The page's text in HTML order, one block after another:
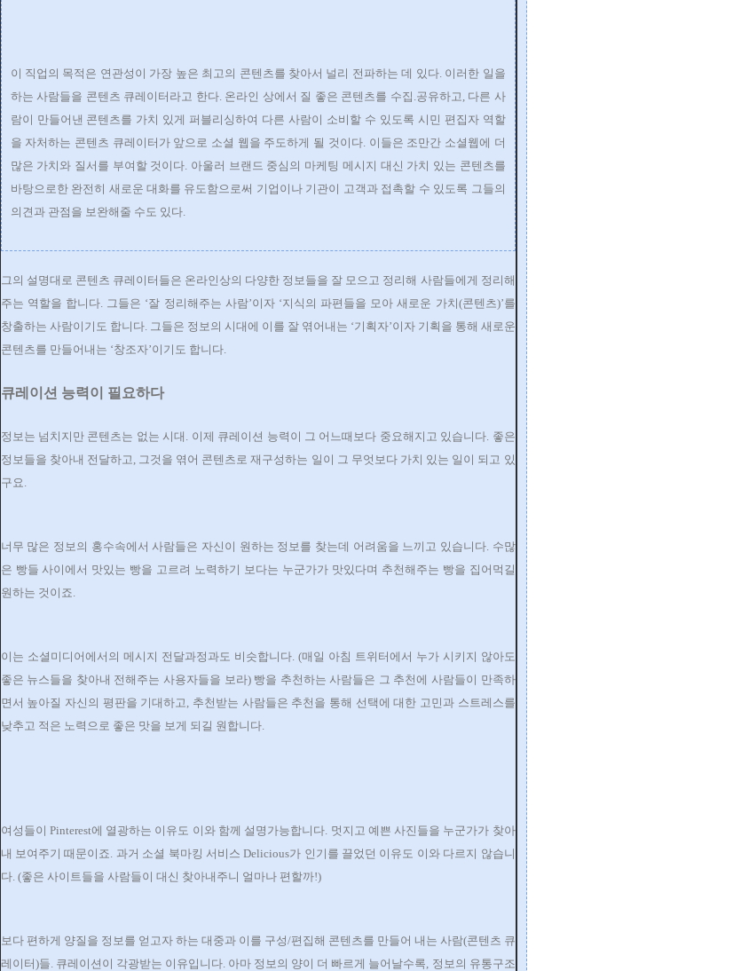
이 직업의 목적은 연관성이 가장 높은 최고의 콘텐츠를 찾아서 널리 전파하는 데 있다. 이러한 일을
하는 사람들을 콘텐츠 큐레이터라고 한다. 온라인 상에서 질 좋은 콘텐츠를 수집.공유하고, 다른 사
람이 만들어낸 콘텐츠를 가치 있게 퍼블리싱하여 다른 사람이 소비할 수 있도록 시민 편집자 역할
을 자처하는 콘텐츠 큐레이터가 앞으로 소셜 웹을 주도하게 될 것이다. 이들은 조만간 소셜웹에 더
많은 가치와 질서를 부여할 것이다. 아울러 브랜드 중심의 마케팅 메시지 대신 가치 있는 콘텐츠를
바탕으로한 완전히 새로운 대화를 유도함으로써 기업이나 기관이 고객과 접촉할 수 있도록 그들의
의견과 관점을 보완해줄 수도 있다.
그의 설명대로 콘텐츠 큐레이터들은 온라인상의 다양한 정보들을 잘 모으고 정리해 사람들에게 정리해
주는 역할을 합니다. 그들은 ‘잘 정리해주는 사람’이자 ‘지식의 파편들을 모아 새로운 가치(콘텐츠)’를
창출하는 사람이기도 합니다. 그들은 정보의 시대에 이를 잘 엮어내는 ‘기획자’이자 기획을 통해 새로운
콘텐츠를 만들어내는 ‘창조자’이기도 합니다.
큐레이션 능력이 필요하다
정보는 넘치지만 콘텐츠는 없는 시대. 이제 큐레이션 능력이 그 어느때보다 중요해지고 있습니다. 좋은
정보들을 찾아내 전달하고, 그것을 엮어 콘텐츠로 재구성하는 일이 그 무엇보다 가치 있는 일이 되고 있
구요.
너무 많은 정보의 홍수속에서 사람들은 자신이 원하는 정보를 찾는데 어려움을 느끼고 있습니다. 수많
은 빵들 사이에서 맛있는 빵을 고르려 노력하기 보다는 누군가가 맛있다며 추천해주는 빵을 집어먹길
원하는 것이죠.
이는 소셜미디어에서의 메시지 전달과정과도 비슷합니다. (매일 아침 트위터에서 누가 시키지 않아도
좋은 뉴스들을 찾아내 전해주는 사용자들을 보라) 빵을 추천하는 사람들은 그 추천에 사람들이 만족하
면서 높아질 자신의 평판을 기대하고, 추천받는 사람들은 추천을 통해 선택에 대한 고민과 스트레스를
낮추고 적은 노력으로 좋은 맛을 보게 되길 원합니다.
여성들이 Pinterest에 열광하는 이유도 이와 함께 설명가능합니다. 멋지고 예쁜 사진들을 누군가가 찾아
내 보여주기 때문이죠. 과거 소셜 북마킹 서비스 Delicious가 인기를 끌었던 이유도 이와 다르지 않습니
다. (좋은 사이트들을 사람들이 대신 찾아내주니 얼마나 편할까!)
보다 편하게 양질을 정보를 얻고자 하는 대중과 이를 구성/편집해 콘텐츠를 만들어 내는 사람(콘텐츠 큐
레이터)들. 큐레이션이 각광받는 이유입니다. 아마 정보의 양이 더 빠르게 늘어날수록, 정보의 유통구조